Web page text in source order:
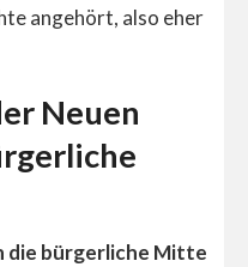
angehört, also eher
Neuen
die bürgerliche Mitte